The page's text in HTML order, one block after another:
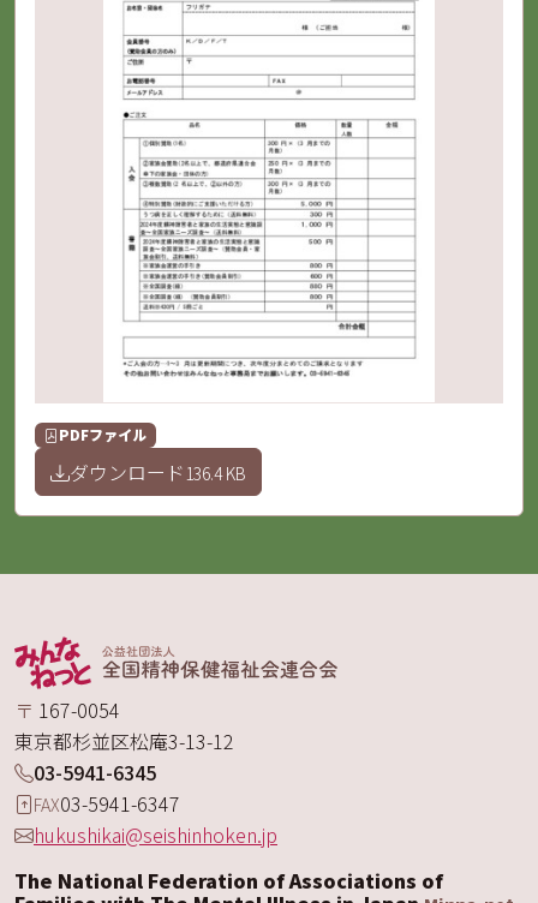
PDFファイル
ダウンロード 136.4 KB
〒 167-0054
東京都杉並区松庵3-13-12
03-5941-6345
FAX03-5941-6347
hukushikai@seishinhoken.jp
The National Federation of Associations of